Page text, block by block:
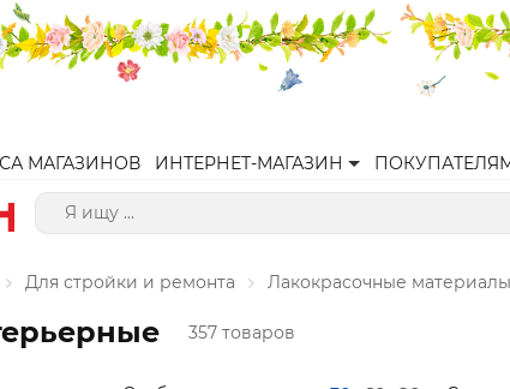
МАГАЗИНОВ ИНТЕРНЕТ-МАГАЗИН
Для стройки и ремонта Лакокрасочные материалы
357 товаров